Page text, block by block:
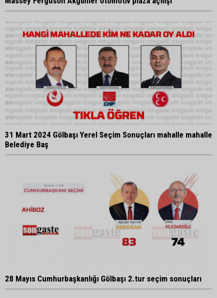
31 Mart 2024 Gölbaşı Yerel Seçim Sonuçları mahalle mahalle
Belediye Baş
28 Mayıs Cumhurbaşkanlığı Gölbaşı 2.tur seçim sonuçları